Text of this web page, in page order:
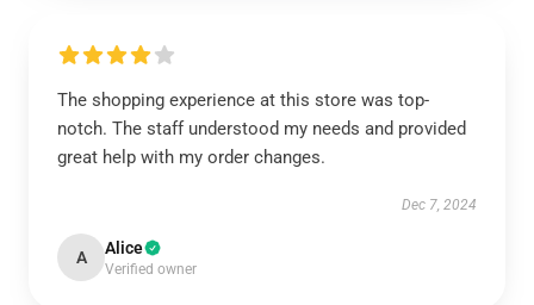
The shopping experience at this store was top-
notch. The staff understood my needs and provided
great help with my order changes.
Dec 7, 2024
A Alice
Verified owner